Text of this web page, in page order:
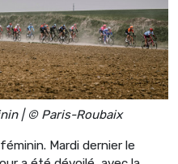
| © Paris-Roubaix
Mardi dernier le